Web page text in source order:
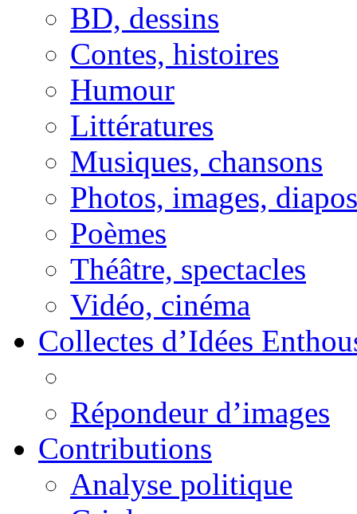
BD, dessins
Contes, histoires
Humour
Littératures
Musiques, chansons
Photos, images, diapos
Poèmes
Théâtre, spectacles
Vidéo, cinéma
Collectes d’Idées
Répondeur d’images
Contributions
Analyse politique